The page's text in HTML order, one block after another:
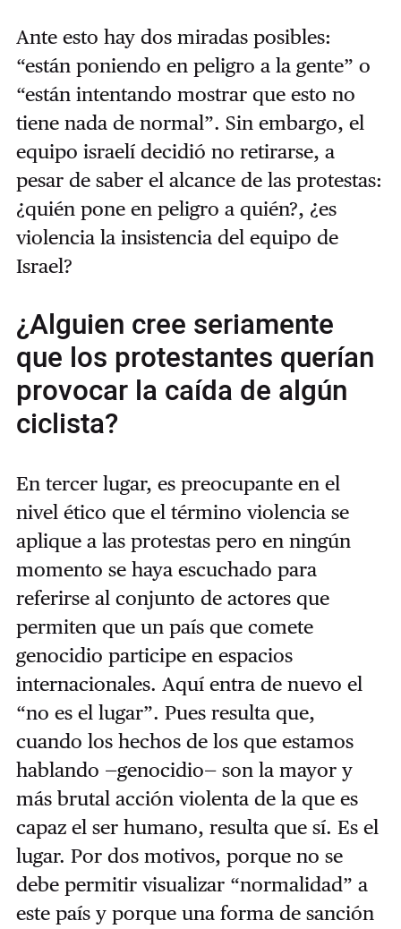
Ante esto hay dos miradas posibles:
“están poniendo en peligro a la gente” o
“están intentando mostrar que esto no
tiene nada de normal”. Sin embargo, el
equipo israelí decidió no retirarse, a
pesar de saber el alcance de las protestas:
¿quién pone en peligro a quién?, ¿es
violencia la insistencia del equipo de
Israel?
¿Alguien cree seriamente
que los protestantes querían
provocar la caída de algún
ciclista?
En tercer lugar, es preocupante en el
nivel ético que el término violencia se
aplique a las protestas pero en ningún
momento se haya escuchado para
referirse al conjunto de actores que
permiten que un país que comete
genocidio participe en espacios
internacionales. Aquí entra de nuevo el
“no es el lugar”. Pues resulta que,
cuando los hechos de los que estamos
hablando —genocidio— son la mayor y
más brutal acción violenta de la que es
capaz el ser humano, resulta que sí. Es el
lugar. Por dos motivos, porque no se
debe permitir visualizar “normalidad” a
este país y porque una forma de sanción